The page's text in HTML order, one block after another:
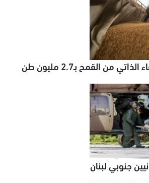
من القمح بـ2.7 مليون طن
جنوبي لبنان